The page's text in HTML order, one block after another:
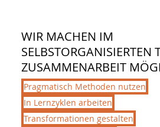
WIR MACHEN IM
SELBSTORGANISIERTEN
ZUSAMMENARBEIT
Pragmatisch Methoden nutzen
In Lernzyklen arbeiten
Transformationen gestalten